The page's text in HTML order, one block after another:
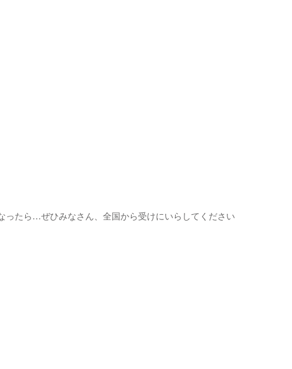
ったら…ぜひみなさん、全国から受けにいらしてください